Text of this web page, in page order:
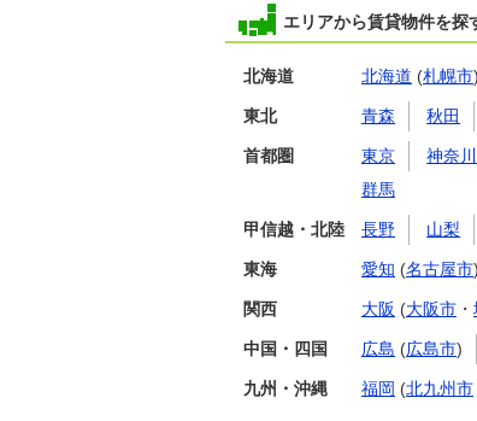
エリアから賃貸物件を探
北海道 北海道 (札幌市)
東北 青森 秋田
首都圏 東京 神奈川
群馬
甲信越・北陸 長野 山梨
東海 愛知 (名古屋市)
関西 大阪 (大阪市 ・
中国・四国 広島 (広島市)
九州・沖縄 福岡 (北九州市